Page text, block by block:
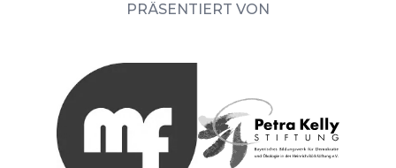
PRÄSENTIERT VON